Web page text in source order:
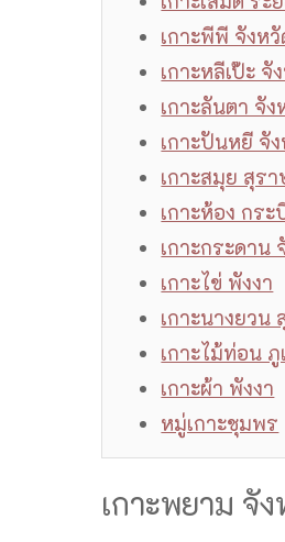
เกาะพีพี จังห
เกาะหลีเป๊ะ จั
เกาะลันตา จั
เกาะปันหยี จั
เกาะสมุย สุร
เกาะห้อง กระ
เกาะกระดาน
เกาะไข่ พังงา
เกาะนางยวน
เกาะไม้ท่อน ภู
เกาะผ้า พังงา
หมู่เกาะชุมพร
เกาะพยาม จั